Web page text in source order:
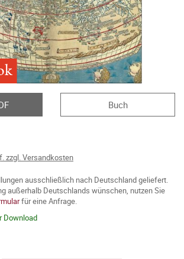
Buch
zzgl. Versandkosten
ausschließlich nach Deutschland geliefert.
außerhalb Deutschlands wünschen, nutzen Sie
für eine Anfrage.
Download